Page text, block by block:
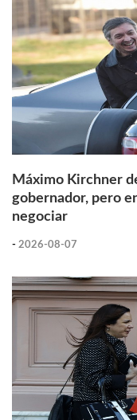
Máximo Kirchner
gobernador, pero
negociar
- 2026-08-07